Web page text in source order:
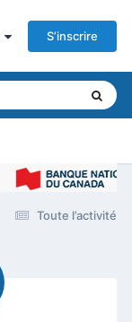
S’inscrire
Toute l’activité